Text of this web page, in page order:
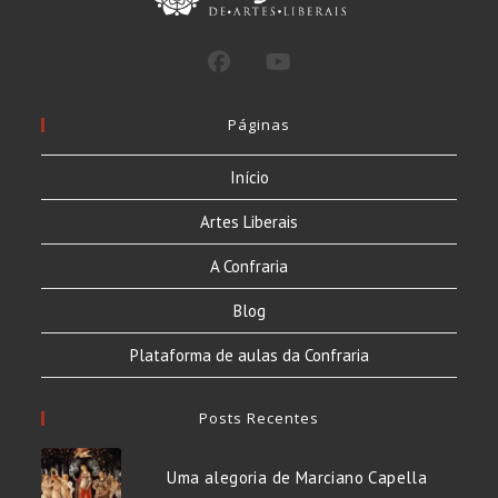
Páginas
Início
Artes Liberais
A Confraria
Blog
Plataforma de aulas da Confraria
Posts Recentes
Uma alegoria de Marciano Capella